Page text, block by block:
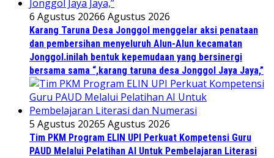
6 Agustus 20266 Agustus 2026
Karang Taruna Desa Jonggol menggelar aksi penataan
dan pembersihan menyeluruh Alun-Alun kecamatan
Jonggol.inilah bentuk kepemudaan yang bersinergi
bersama sama “,karang taruna desa Jonggol Jaya Jaya,”
5 Agustus 20265 Agustus 2026
Tim PKM Program ELIN UPI Perkuat Kompetensi Guru
PAUD Melalui Pelatihan AI Untuk Pembelajaran Literasi